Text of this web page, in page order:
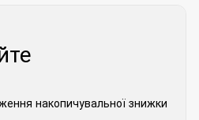
накопичувальної знижки